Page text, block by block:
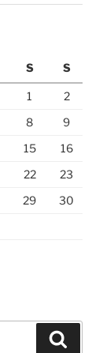
S S
1
2
8
9
15
16
22
23
29
30